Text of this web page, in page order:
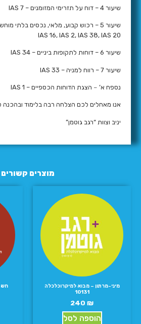
מוצרים קשורים
מיני-מרתון – מבוא למיקרוכלכלה
10131
240 ₪
הוספה לסל
שיעור 4 – דוח על תזרימי המזומנים – IAS 7
שיעור 5 – רכוש קבוע, מלאי, נכסים בלתי
IAS 16, IAS 2, IAS 38, IAS 20
שיעור 6 – דוחות לתקופות ביניים – IAS 34
שיעור 7 – רווח למניה – IAS 33
נספח א’ – הצגת הדוחות הכספיים – IAS 1
אנו מאחלים לכם הצלחה רבה בלימוד ובהכנה
יניב וצוות “רגב גוטמן”